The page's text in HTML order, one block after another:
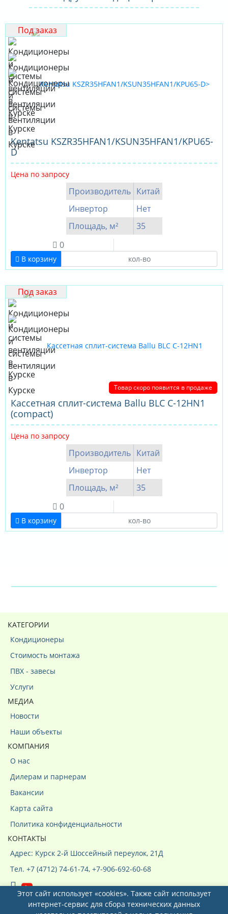
Под заказ
Kentatsu KSZR35HFAN1/KSUN35HFAN1/KPU65-
D
Цена по запросу
Производитель Китай
Инвертор
Нет
Площадь, м²
35
0
В корзину
Под заказ
Товар скоро появится в продаже
Кассетная сплит-система Ballu BLC C-12HN1
(compact)
Цена по запросу
Производитель Китай
Инвертор
Нет
Площадь, м²
35
0
В корзину
КАТЕГОРИИ
Кондиционеры
Стоимость монтажа
ПВХ - завесы
Услуги
МЕДИА
Новости
Наши объекты
КОМПАНИЯ
О нас
Дилерам и парнерам
Вакансии
Карта сайта
Политика конфиденциальности
КОНТАКТЫ
Адрес: Курск 2-й Шоссейный переулок, 21Д
Тел. +7 (4712) 74-61-74, +7-906-692-60-68
Этот сайт использует «cookies». Также сайт использует
интернет-сервис для сбора технических данных